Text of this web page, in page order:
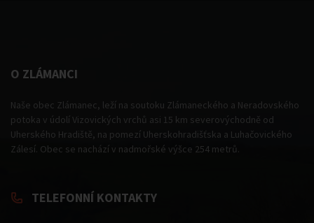
O ZLÁMANCI
Naše obec Zlámanec, leží na soutoku Zlámaneckého a Neradovského
potoka v údolí Vizovických vrchů asi 15 km severovýchodně od
Uherského Hradiště, na pomezí Uherskohradišťska a Luhačovického
Zálesí. Obec se nachází v nadmořské výšce 254 metrů.
TELEFONNÍ KONTAKTY